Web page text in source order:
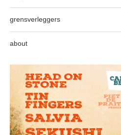
grensverleggers
about